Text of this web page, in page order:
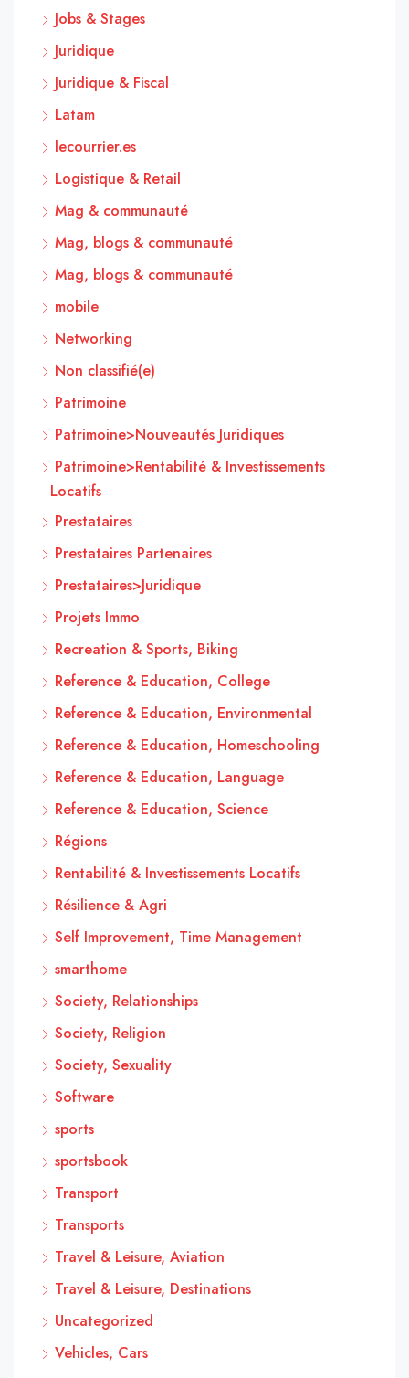
Jobs & Stages
Juridique
Juridique & Fiscal
Latam
lecourrier.es
Logistique & Retail
Mag & communauté
Mag, blogs & communauté
Mag, blogs & communauté
mobile
Networking
Non classifié(e)
Patrimoine
Patrimoine>Nouveautés Juridiques
Patrimoine>Rentabilité & Investissements
Locatifs
Prestataires
Prestataires Partenaires
Prestataires>Juridique
Projets Immo
Recreation & Sports, Biking
Reference & Education, College
Reference & Education, Environmental
Reference & Education, Homeschooling
Reference & Education, Language
Reference & Education, Science
Régions
Rentabilité & Investissements Locatifs
Résilience & Agri
Self Improvement, Time Management
smarthome
Society, Relationships
Society, Religion
Society, Sexuality
Software
sports
sportsbook
Transport
Transports
Travel & Leisure, Aviation
Travel & Leisure, Destinations
Uncategorized
Vehicles, Cars